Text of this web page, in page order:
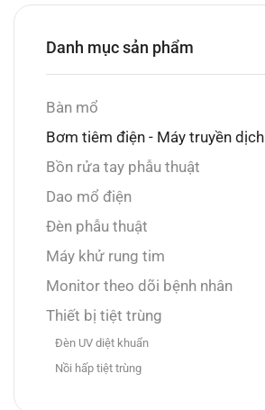
Danh mục sản phẩm
Bàn mổ
Bơm tiêm điện - Máy truyền dịch
Bồn rửa tay phẫu thuật
Dao mổ điện
Đèn phẫu thuật
Máy khử rung tim
Monitor theo dõi bệnh nhân
Thiết bị tiệt trùng
Đèn UV diệt khuẩn
Nồi hấp tiệt trùng